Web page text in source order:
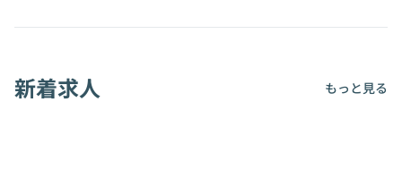
新着求人 もっと見る